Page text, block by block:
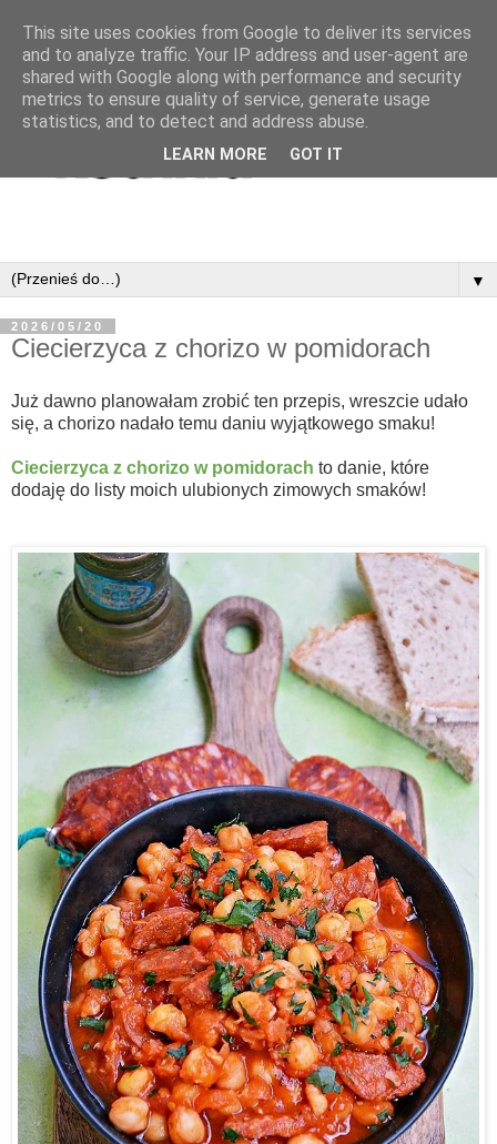
▼
2026/05/20
Ciecierzyca z chorizo w pomidorach
Już dawno planowałam zrobić ten przepis, wreszcie udało
się, a chorizo nadało temu daniu wyjątkowego smaku!
Ciecierzyca z chorizo w pomidorach to danie, które
dodaję do listy moich ulubionych zimowych smaków!
This site uses cookies from Google to deliver its services
and to analyze traffic. Your IP address and user-agent are
shared with Google along with performance and security
metrics to ensure quality of service, generate usage
statistics, and to detect and address abuse.
LEARN MORE GOT IT